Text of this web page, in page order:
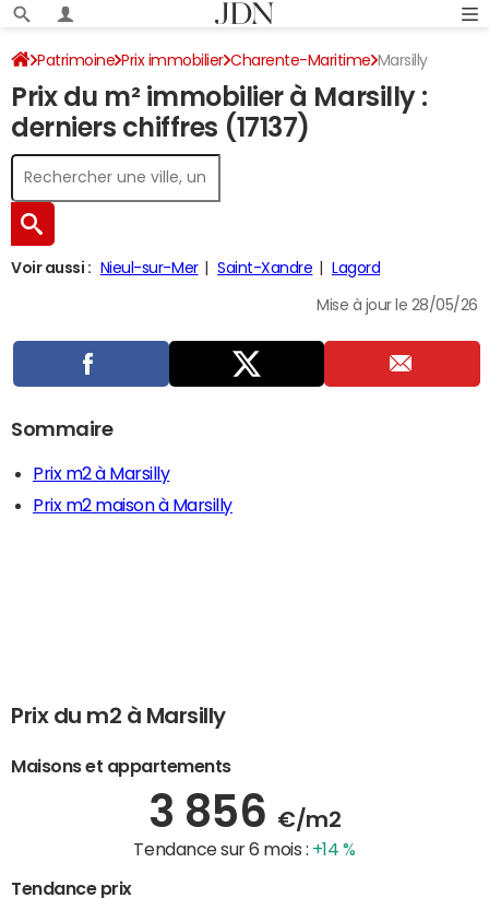
Patrimoine Prix immobilier Charente-Maritime Marsilly
Prix du m² immobilier à Marsilly :
derniers chiffres (17137)
Voir aussi : Nieul-sur-Mer Saint-Xandre Lagord
Mise à jour le 28/05/26
Sommaire
Prix m2 à Marsilly
Prix m2 maison à Marsilly
Prix du m2 à Marsilly
Maisons et appartements
3 856 €/m2
Tendance sur 6 mois : +14 %
Tendance prix